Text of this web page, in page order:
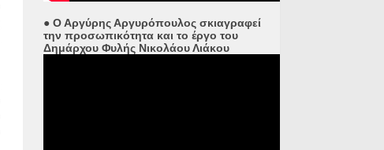
● Ο Αργύρης Αργυρόπουλος σκιαγραφεί
την προσωπικότητα και το έργο του
Δημάρχου Φυλής Νικολάου Λιάκου